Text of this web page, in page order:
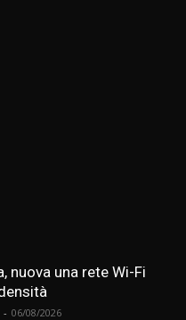
nuova una rete Wi-Fi
- 06/08/2026